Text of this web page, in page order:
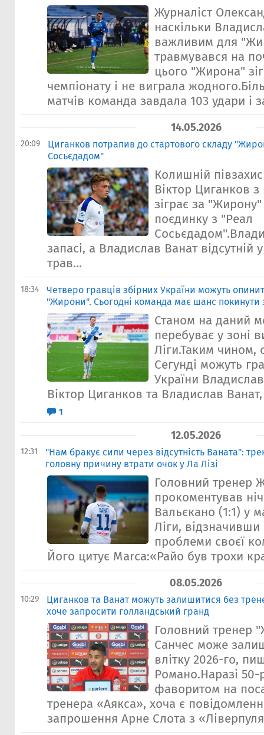
Журналіст
наскільки
важливим для
травмувався на
цього "Жирона"
чемпіонату і не виграла
матчів команда завдала 103 удари і
14.05.2026
20:09
Циганков потрапив до стартового складу
Сосьєдадом"
Колишній
Віктор Циганков
зіграє за
поєдинку з "Реал
запасі, а Владислав Ванат відсутній
трав...
18:34
Четверо гравців збірних України можуть
"Жирони". Сьогодні команда має шанс покинути
Станом на даний
перебуває у зоні
Ліги.Таким чином,
Сегунді можуть
України
Віктор Циганков та Владислав
1
12.05.2026
12:31
"Нам бракує сили через відсутність Ваната":
головну причину втрати очок у Ла Лізі
Головний тренер
прокоментував
Вальєкано (1:1) у
Ліги, відзначивши
проблеми своєї
Його цитує Marca:«Райо був трохи
08.05.2026
10:29
Циганков та Ванат можуть залишитися без
хоче запросити голландський гранд
Головний тренер
Санчес може
влітку 2026-го,
Романо.Наразі 50-
фаворитом на
тренера «Аякса», хоча є
запрошення Арне Слота з